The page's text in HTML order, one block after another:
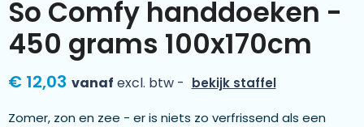
So Comfy handdoeken -
450 grams 100x170cm
€ 12,03 vanaf excl. btw - bekijk staffel
Zomer, zon en zee - er is niets zo verfrissend als een